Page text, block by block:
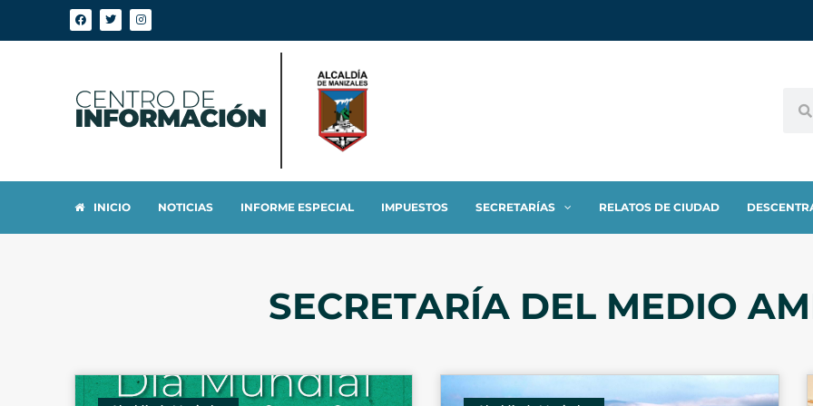
INICIO NOTICIAS INFORME ESPECIAL IMPUESTOS SECRETARÍAS RELATOS DE CIUDAD
SECRETARÍA DEL MEDIO